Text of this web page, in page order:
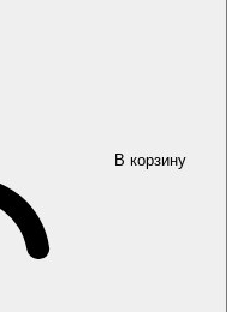
В корзину